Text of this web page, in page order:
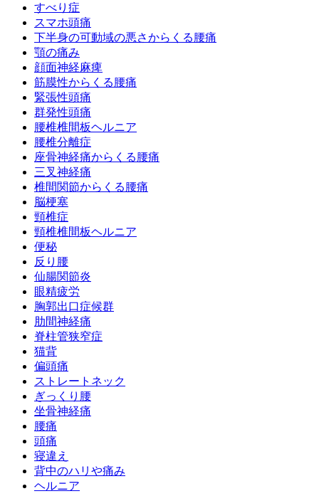
すべり症
スマホ頭痛
下半身の可動域の悪さからくる腰痛
顎の痛み
顔面神経麻痺
筋膜性からくる腰痛
緊張性頭痛
群発性頭痛
腰椎椎間板ヘルニア
腰椎分離症
座骨神経痛からくる腰痛
三叉神経痛
椎間関節からくる腰痛
脳梗塞
頸椎症
頸椎椎間板ヘルニア
便秘
反り腰
仙腸関節炎
眼精疲労
胸郭出口症候群
肋間神経痛
脊柱管狭窄症
猫背
偏頭痛
ストレートネック
ぎっくり腰
坐骨神経痛
腰痛
頭痛
寝違え
背中のハリや痛み
ヘルニア